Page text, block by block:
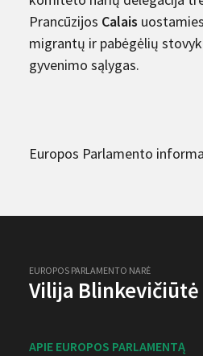
Prancūzijos Calais
migrantų ir pabėgėlių
gyvenimo sąlygas.
Europos Parlamento
EUROPOS PARLAMENTO NARĖ
Vilija Blinkevičiūtė
APIE EUROPOS PARLAMENTĄ